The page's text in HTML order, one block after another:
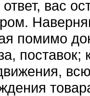
вас
помимо
поставок;